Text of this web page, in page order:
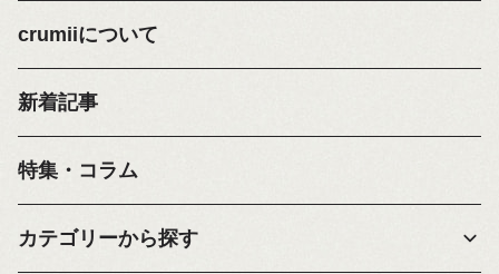
crumiiについて
新着記事
特集・コラム
カテゴリーから探す